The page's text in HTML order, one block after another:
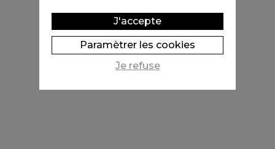
J'accepte
Paramètrer les cookies
Je refuse